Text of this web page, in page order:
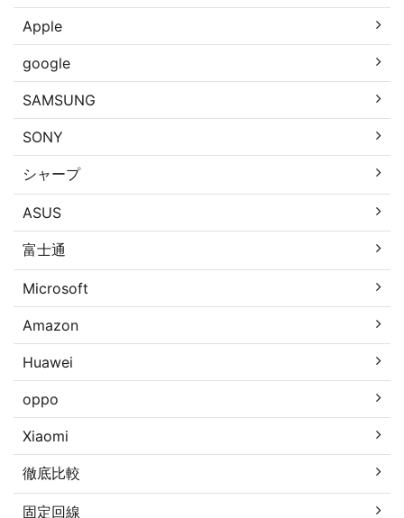
Apple
google
SAMSUNG
SONY
シャープ
ASUS
富士通
Microsoft
Amazon
Huawei
oppo
Xiaomi
徹底比較
固定回線